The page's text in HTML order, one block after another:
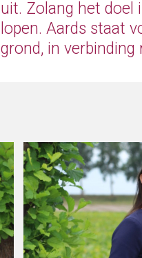
uit. Zolang het doel
lopen. Aards staat
grond, in